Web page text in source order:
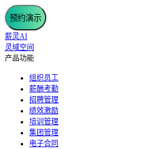
预约演示
薪灵AI
灵域空间
产品功能
组织员工
薪酬考勤
招聘管理
绩效激励
培训管理
集团管理
电子合同